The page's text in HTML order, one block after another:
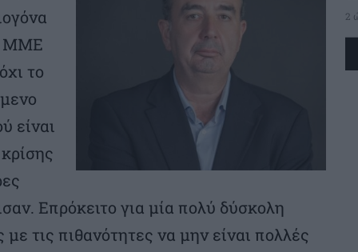
ΜΜΕ
το
είναι
Επρόκειτο για μία πολύ δύσκολη
τις πιθανότητες να μην είναι πολλές
2